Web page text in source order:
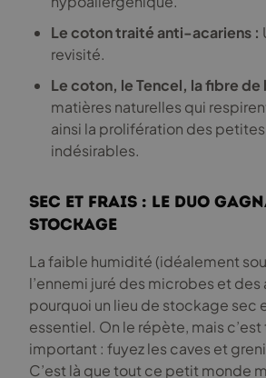
Le coton traité anti-acariens :
revisité.
Le coton, le Tencel, la fibre de
matières naturelles qui
ainsi la prolifération des
indésirables.
Sec et frais : le duo
stockage
La faible humidité (idéalement
l’ennemi juré des microbes et des
pourquoi un lieu de stockage sec
essentiel. On le répète, mais
important : fuyez les caves et
C’est là que tout ce petit monde